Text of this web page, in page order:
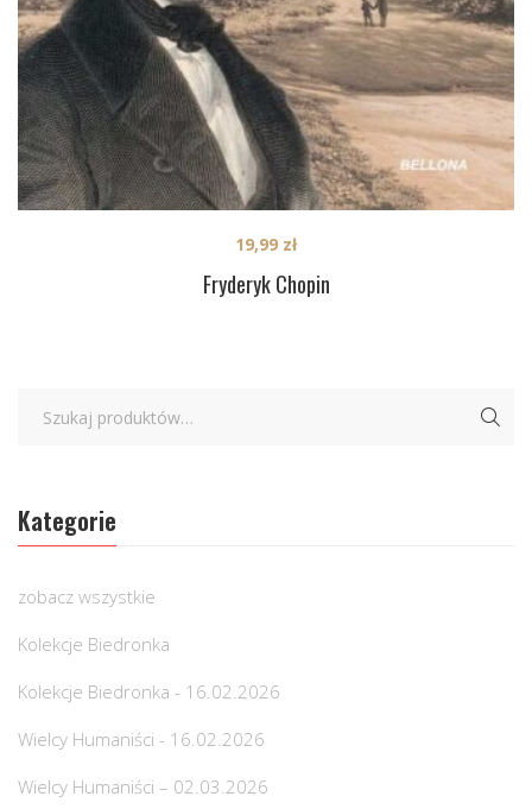
Fryderyk Chopin
19,99 zł
Kategorie
zobacz wszystkie
Kolekcje Biedronka
Kolekcje Biedronka - 16.02.2026
Wielcy Humaniści - 16.02.2026
Wielcy Humaniści – 02.03.2026